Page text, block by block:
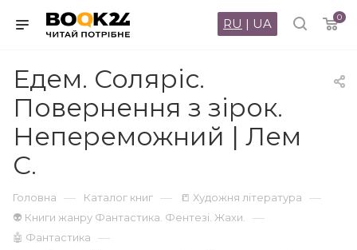
0
RU | UA
Едем. Соляріс.
Повернення з зірок.
Непереможний | Лем
С.
Головна — Каталог книг — 📒 Художня література —
👽 Книги жанру Фантастика. Фентезі. Жахи. —
🤖 Фантастика —